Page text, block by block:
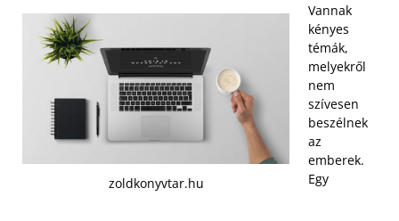
zoldkonyvtar.hu
Vannak
kényes
témák,
melyekről
nem
szívesen
beszélnek
az
emberek.
Egy